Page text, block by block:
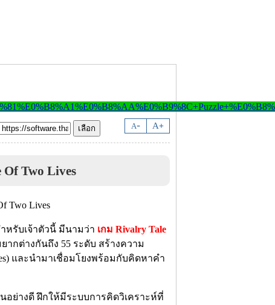
A- A+
Two Lives
หรับเจ้าตัวนี้ มีนามว่า เกม Rivalry Tale
ากต่างกันถึง 55 ระดับ สร้างความ
และนำมาเชื่อมโยงพร้อมกับคิดหาคำ
นอย่างดี ฝึกให้มีระบบการคิดวิเคราะห์ที่